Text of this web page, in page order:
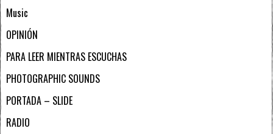
Music
OPINIÓN
PARA LEER MIENTRAS ESCUCHAS
PHOTOGRAPHIC SOUNDS
PORTADA – SLIDE
RADIO